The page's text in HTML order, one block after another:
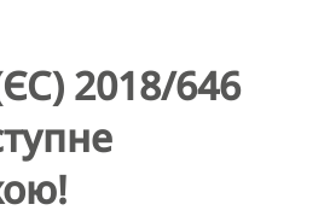
2018/646